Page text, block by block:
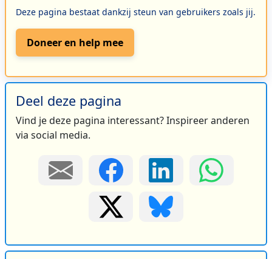
Deze pagina bestaat dankzij steun van gebruikers zoals jij.
Doneer en help mee
Deel deze pagina
Vind je deze pagina interessant? Inspireer anderen
via social media.